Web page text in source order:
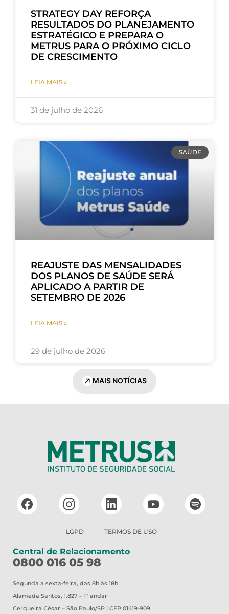
STRATEGY DAY REFORÇA
RESULTADOS DO PLANEJAMENTO
ESTRATÉGICO E PREPARA O
METRUS PARA O PRÓXIMO CICLO
DE CRESCIMENTO
LEIA MAIS »
31 de julho de 2026
SAÚDE
REAJUSTE DAS MENSALIDADES
DOS PLANOS DE SAÚDE SERÁ
APLICADO A PARTIR DE
SETEMBRO DE 2026
LEIA MAIS »
29 de julho de 2026
MAIS NOTÍCIAS
LGPD TERMOS DE USO
Central de Relacionamento
0800 016 05 98
Segunda a sexta-feira, das 8h às 18h
Alameda Santos, 1.827 – 1º andar
Cerqueira César – São Paulo/SP | CEP 01419-909